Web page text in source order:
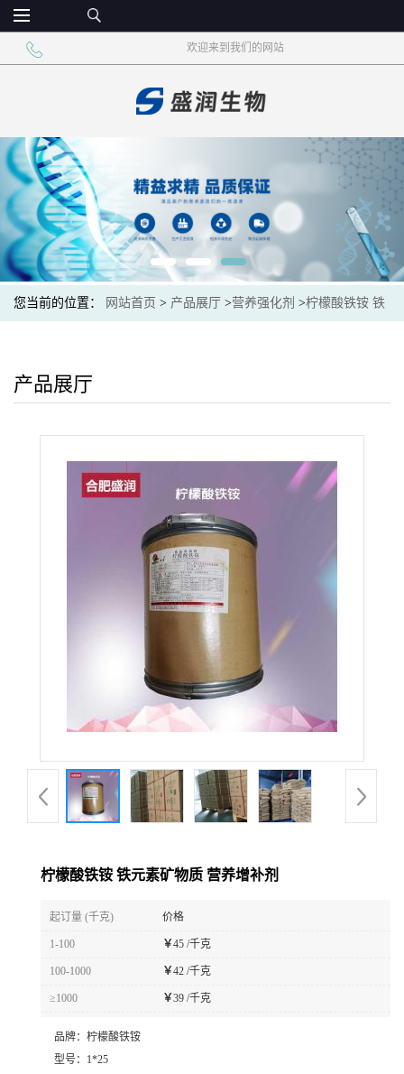
欢迎来到我们的网站
您当前的位置： 网站首页 > 产品展厅 >营养强化剂 >柠檬酸铁铵 铁
产品展厅
柠檬酸铁铵 铁元素矿物质 营养增补剂
起订量 (千克) 价格
1-100 ￥45 /千克
100-1000 ￥42 /千克
≥1000 ￥39 /千克
品牌： 柠檬酸铁铵
型号： 1*25